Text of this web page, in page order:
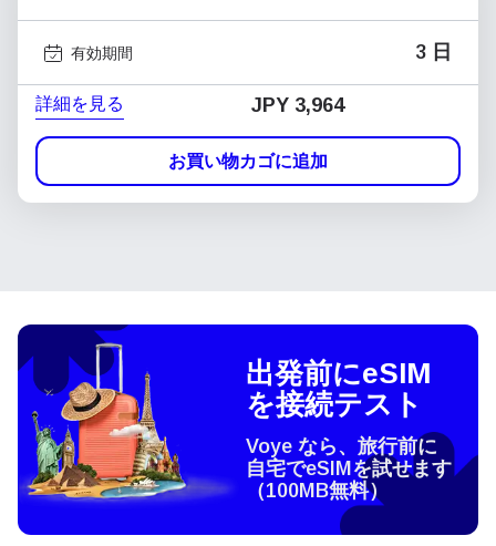
有効期間 3 日
詳細を見る JPY 3,964
お買い物カゴに追加
出発前にeSIM
を接続テスト
Voye なら、旅行前に
自宅でeSIMを試せます
（100MB無料）